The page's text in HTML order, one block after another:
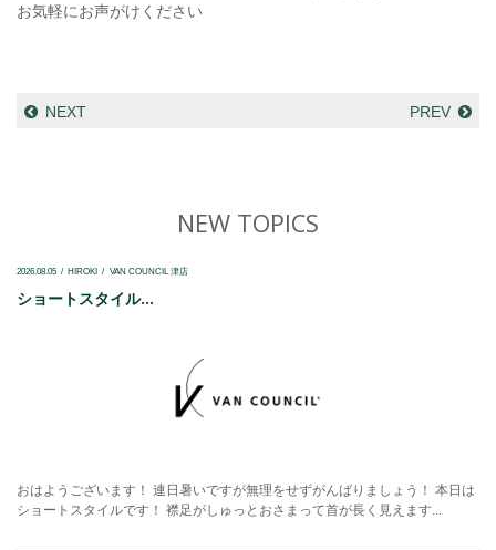
お気軽にお声がけください
NEXT PREV
NEW TOPICS
2026.08.05 HIROKI VAN COUNCIL 津店
ショートスタイル...
おはようございます！ 連日暑いですが無理をせずがんばりましょう！ 本日は
ショートスタイルです！ 襟足がしゅっとおさまって首が長く見えます...